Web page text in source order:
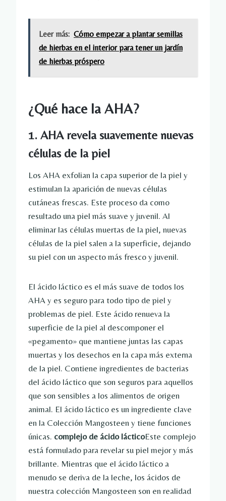
Leer más: Cómo empezar a plantar semillas
de hierbas en el interior para tener un jardín
de hierbas próspero
¿Qué hace la AHA?
1. AHA revela suavemente nuevas
células de la piel
Los AHA exfolian la capa superior de la piel y
estimulan la aparición de nuevas células
cutáneas frescas. Este proceso da como
resultado una piel más suave y juvenil. Al
eliminar las células muertas de la piel, nuevas
células de la piel salen a la superficie, dejando
su piel con un aspecto más fresco y juvenil.
El ácido láctico es el más suave de todos los
AHA y es seguro para todo tipo de piel y
problemas de piel. Este ácido renueva la
superficie de la piel al descomponer el
«pegamento» que mantiene juntas las capas
muertas y los desechos en la capa más externa
de la piel. Contiene ingredientes de bacterias
del ácido láctico que son seguros para aquellos
que son sensibles a los alimentos de origen
animal. El ácido láctico es un ingrediente clave
en la Colección Mangosteen y tiene funciones
únicas. complejo de ácido lácticoEste complejo
está formulado para revelar su piel mejor y más
brillante. Mientras que el ácido láctico a
menudo se deriva de la leche, los ácidos de
nuestra colección Mangosteen son en realidad